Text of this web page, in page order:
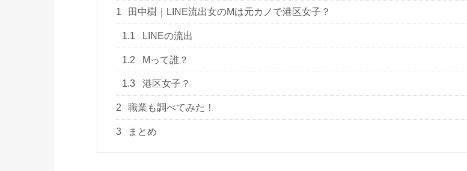
1 田中樹｜LINE流出女のMは元カノで港区女子？
1.1 LINEの流出
1.2 Mって誰？
1.3 港区女子？
2 職業も調べてみた！
3 まとめ